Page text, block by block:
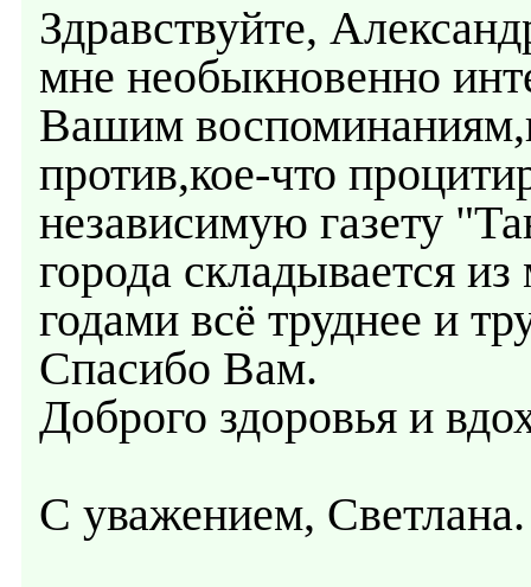
Здравствуйте,
мне необыкновенно
Вашим
против,кое-что
независимую газету
города складывается
годами всё труднее и
Спасибо Вам.
Доброго здоровья и
С уважением, Светлана.